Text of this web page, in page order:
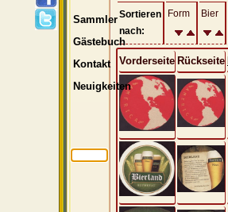
Sortieren
nach:
Form Bier
Vorderseite Rückseite
Sammler
Gästebuch
Kontakt
Neuigkeiten